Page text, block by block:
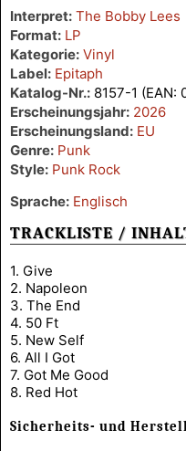
Interpret: The Bobby Lees
Format: LP
Kategorie: Vinyl
Label: Epitaph
Katalog-Nr.: 8157-1 (EAN:
Erscheinungsjahr: 2026
Erscheinungsland: EU
Genre: Punk
Style: Punk Rock
Sprache: Englisch
TRACKLISTE /
1. Give
2. Napoleon
3. The End
4. 50 Ft
5. New Self
6. All I Got
7. Got Me Good
8. Red Hot
Sicherheits- und